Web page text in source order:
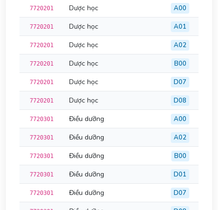
7720201 Dược học A00
7720201 Dược học A01
7720201 Dược học A02
7720201 Dược học B00
7720201 Dược học D07
7720201 Dược học D08
7720301 Điều dưỡng A00
7720301 Điều dưỡng A02
7720301 Điều dưỡng B00
7720301 Điều dưỡng D01
7720301 Điều dưỡng D07